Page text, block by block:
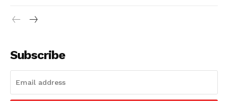
Subscribe